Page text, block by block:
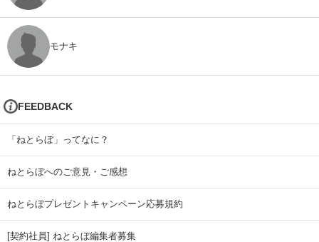
モナキ
FEEDBACK
「ねとらぼ」ってなに？
ねとらぼへのご意見・ご感想
ねとらぼプレゼントキャンペーン応募規約
[契約社員] ねとらぼ編集者募集